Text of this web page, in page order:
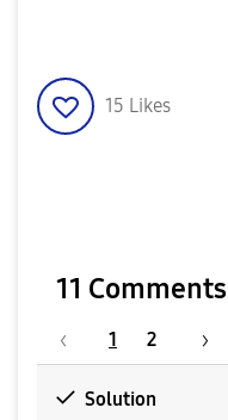
15 Likes
11 Comments
1 2
Solution